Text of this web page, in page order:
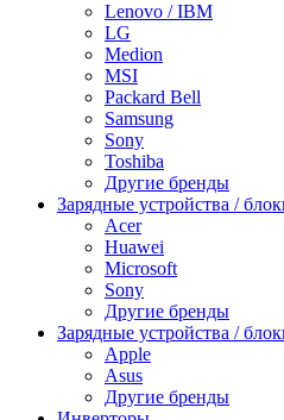
Lenovo / IBM
LG
Medion
MSI
Packard Bell
Samsung
Sony
Toshiba
Другие бренды
Зарядные устройства /
Acer
Huawei
Microsoft
Sony
Другие бренды
Зарядные устройства /
Apple
Asus
Другие бренды